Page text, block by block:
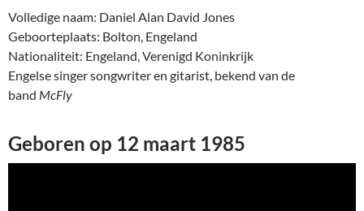
Volledige naam: Daniel Alan David Jones
Geboorteplaats: Bolton, Engeland
Nationaliteit: Engeland, Verenigd Koninkrijk
Engelse singer songwriter en gitarist, bekend van de
band McFly
Geboren op 12 maart 1985